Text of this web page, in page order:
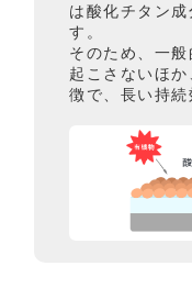
は酸化チタン
す。
そのため、一
起こさないほ
徴で、長い持続